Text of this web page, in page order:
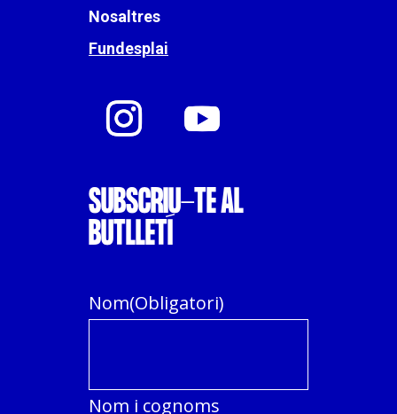
Nosaltres
Fundesplai
SUBSCRIU-TE AL
BUTLLETÍ
Nom(Obligatori)
Nom i cognoms